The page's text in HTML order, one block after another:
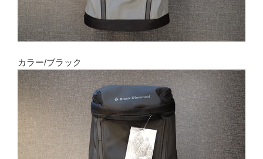
カラー/ブラック